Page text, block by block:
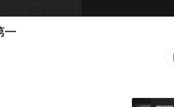
实施交通管制
”不实
一